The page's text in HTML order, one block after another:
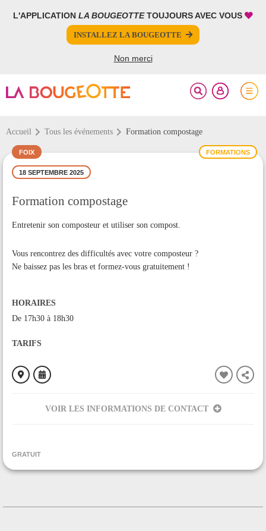
L'APPLICATION LA BOUGEOTTETOUJOURS AVEC VOUS
INSTALLEZ LA BOUGEOTTE
Non merci
Accueil Tous les événements Formation compostage
FORMATIONS
FOIX
18 SEPTEMBRE 2025
Formation compostage
Entretenir son composteur et utiliser son compost.
Vous rencontrez des difficultés avec votre composteur ?
Ne baissez pas les bras et formez-vous gratuitement !
HORAIRES
De 17h30 à 18h30
TARIFS
VOIR LES INFORMATIONS DE CONTACT
GRATUIT
FERMER
PARTAGER
FERMER
Votre inscription à la newsletter a été effectuée.